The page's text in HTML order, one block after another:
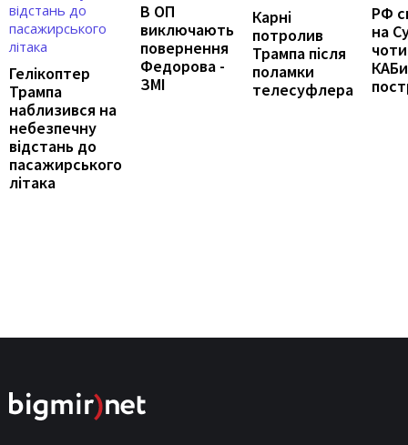
Гелікоптер
Трампа
наблизився на
небезпечну
відстань до
пасажирського
літака
В ОП
виключають
повернення
Федорова -
ЗМІ
Карні
потролив
Трампа після
поламки
телесуфлера
РФ
на